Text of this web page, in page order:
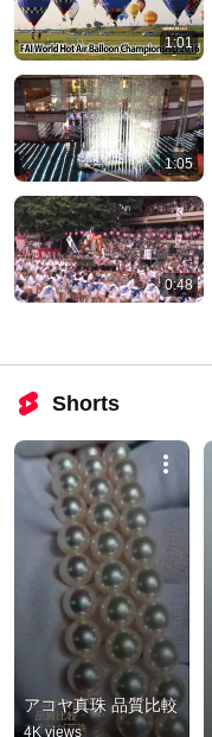
1:01
1:05
0:48
Shorts
アコヤ真珠 品質比較
4K views